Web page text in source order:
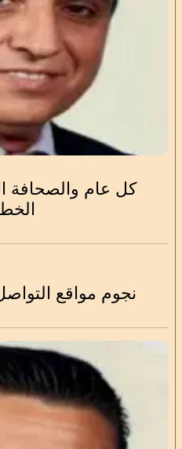
كل عام والصحافة
نجوم مواقع